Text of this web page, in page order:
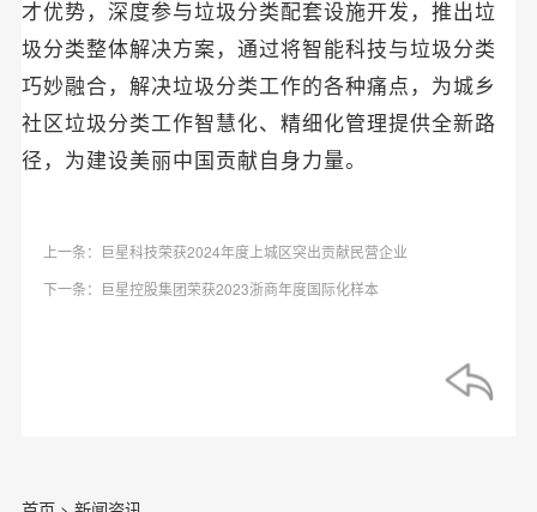
才优势，深度参与垃圾分类配套设施开发，推出垃
圾分类整体解决方案，通过将智能科技与垃圾分类
巧妙融合，解决垃圾分类工作的各种痛点，为城乡
社区垃圾分类工作智慧化、精细化管理提供全新路
径，为建设美丽中国贡献自身力量。
上一条：巨星科技荣获2024年度上城区突出贡献民营企业
下一条：巨星控股集团荣获2023浙商年度国际化样本